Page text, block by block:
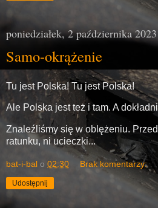
poniedziałek, 2 października 2023
Samo-okrążenie
Tu jest Polska! Tu jest Polska!
Ale Polska jest też i tam. A
Znaleźliśmy się w oblężeniu.
ratunku, ni ucieczki...
bat-i-bal o 02:30 Brak komentarzy:
Udostępnij